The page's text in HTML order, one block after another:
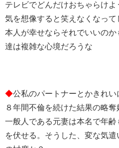
テレビでどんだけおちゃらけ
気を想像すると笑えなくなって
本人が幸せならそれでいいの
達は複雑な心境だろうな
◆公私のパートナーとかきれい
８年間不倫を続けた結果の略奪
一般人である元妻は本名で年
を伏せる。そうした、変な気